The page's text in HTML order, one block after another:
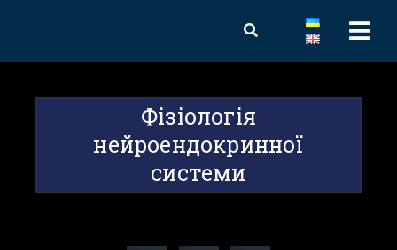
Фізіологія
нейроендокринної
системи